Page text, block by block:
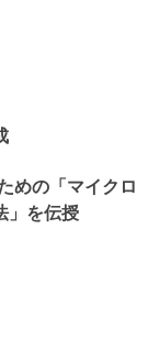
めの「マイクロ
」を伝授